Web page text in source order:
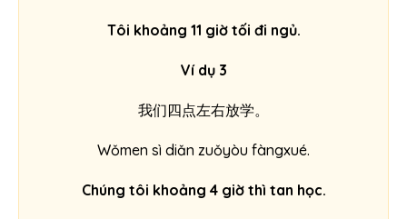
Tôi khoảng 11 giờ tối đi ngủ.
Ví dụ 3
我们四点左右放学。
Wǒmen sì diǎn zuǒyòu fàngxué.
Chúng tôi khoảng 4 giờ thì tan học.